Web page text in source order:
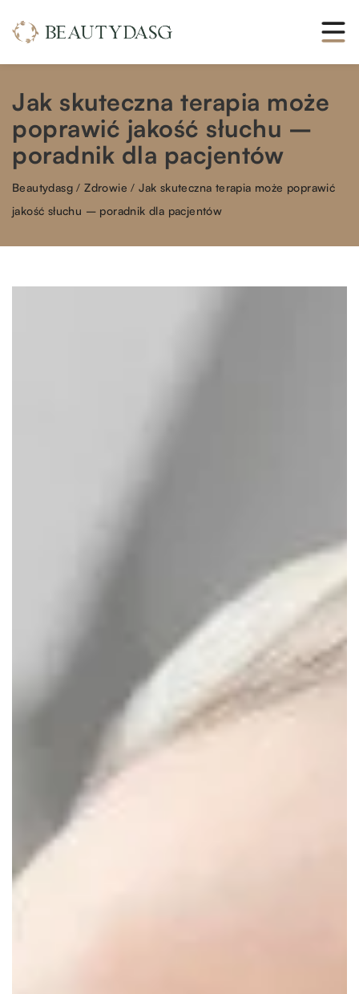
Jak skuteczna terapia może
poprawić jakość słuchu –
poradnik dla pacjentów
Beautydasg /Zdrowie /Jak skuteczna terapia może poprawić
jakość słuchu – poradnik dla pacjentów